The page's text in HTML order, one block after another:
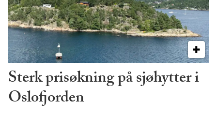
Sterk prisøkning på sjøhytter i
Oslofjorden